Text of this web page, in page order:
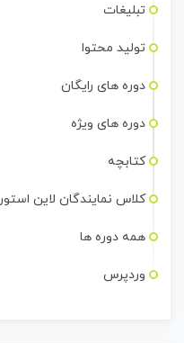
تبلیغات
تولید محتوا
دوره های رایگان
دوره های ویژه
کتابچه
کلاس نمایندگان لاین استور
همه دوره ها
وردپرس